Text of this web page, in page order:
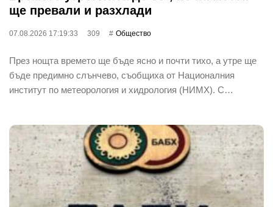
ще превали и разхлади
07.08.2026 17:19:33 309 Общество
През нощта времето ще бъде ясно и почти тихо, а утре ще
бъде предимно слънчево, съобщиха от Националния
институт по метеорология и хидрология (НИМХ). С…